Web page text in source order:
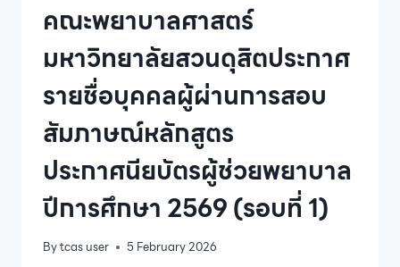
คณะพยาบาลศาสตร์
มหาวิทยาลัยสวนดุสิตประกาศ
รายชื่อบุคคลผู้ผ่านการสอบ
สัมภาษณ์หลักสูตร
ประกาศนียบัตรผู้ช่วยพยาบาล
ปีการศึกษา 2569 (รอบที่ 1)
Bytcas user 5 February 2026